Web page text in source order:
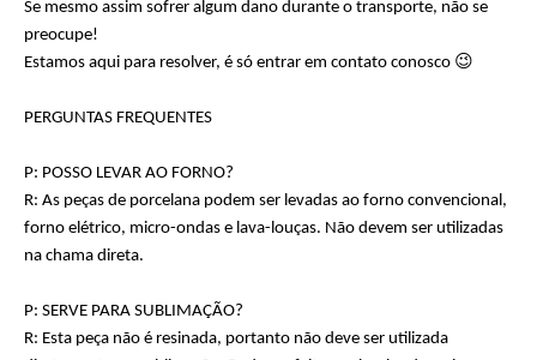
Se mesmo assim sofrer algum dano durante o transporte, não se
preocupe!
Estamos aqui para resolver, é só entrar em contato conosco 😉
PERGUNTAS FREQUENTES
P: POSSO LEVAR AO FORNO?
R: As peças de porcelana podem ser levadas ao forno convencional,
forno elétrico, micro-ondas e lava-louças. Não devem ser utilizadas
na chama direta.
P: SERVE PARA SUBLIMAÇÃO?
R: Esta peça não é resinada, portanto não deve ser utilizada